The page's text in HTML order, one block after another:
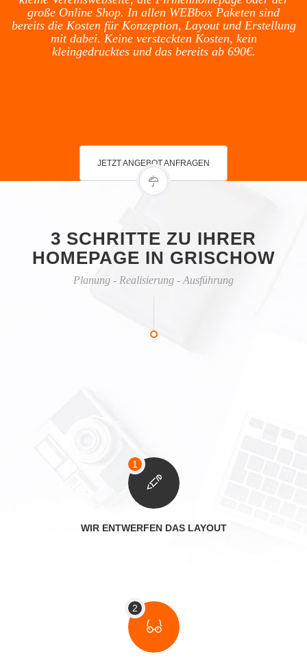
große Online Shop. In allen WEBbox Paketen sind
bereits die Kosten für Konzeption, Layout und Erstellung
mit dabei. Keine versteckten Kosten, kein
kleingedrucktes und das bereits ab 690€.
JETZT ANGEBOT ANFRAGEN
3 SCHRITTE ZU IHRER
HOMEPAGE IN GRISCHOW
Planung - Realisierung - Ausführung
WIR ENTWERFEN DAS LAYOUT